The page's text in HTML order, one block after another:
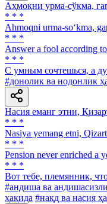
Аҳмоқни урма-сўкма,
* * *
Ahmoqni urma-so‘kma,
* * *
Answer a fool according
* * *
C умным сочтешься, а
#донолик ва нодонлик
Насия еманг этни,
* * *
Nasiya yemang etni,
* * *
Pension never enriched a
* * *
Вот тебе, племянник,
#андиша ва
ҳақида #нақд ва насия